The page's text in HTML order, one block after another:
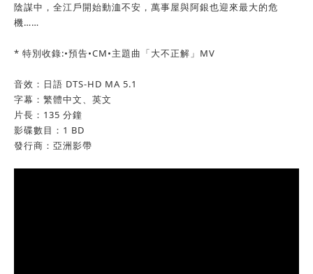
陰謀中，全江戶開始動洫不安，萬事屋與阿銀也迎來最大的危
機……
* 特別收錄:•預告•CM•主題曲「大不正解」MV
音效：日語 DTS-HD MA 5.1
字幕：繁體中文、英文
片長：135 分鐘
影碟數目：1 BD
發行商：亞洲影帶